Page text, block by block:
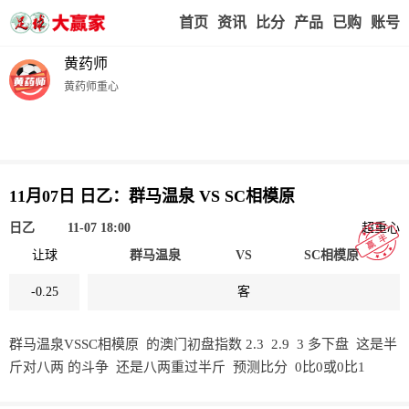
首页 赢家视点赛事比分实战版入口
我的
黄药师
黄药师重心
11月07日 日乙：群马温泉 VS SC相模原
日乙
11-07 18:00
群马温泉
VS SC相模原
超重心
让球
-0.25 客
群马温泉VSSC相模原 的澳门初盘指数 2.3 2.9 3 多下盘 这是半
斤对八两 的斗争 还是八两重过半斤 预测比分 0比0或0比1